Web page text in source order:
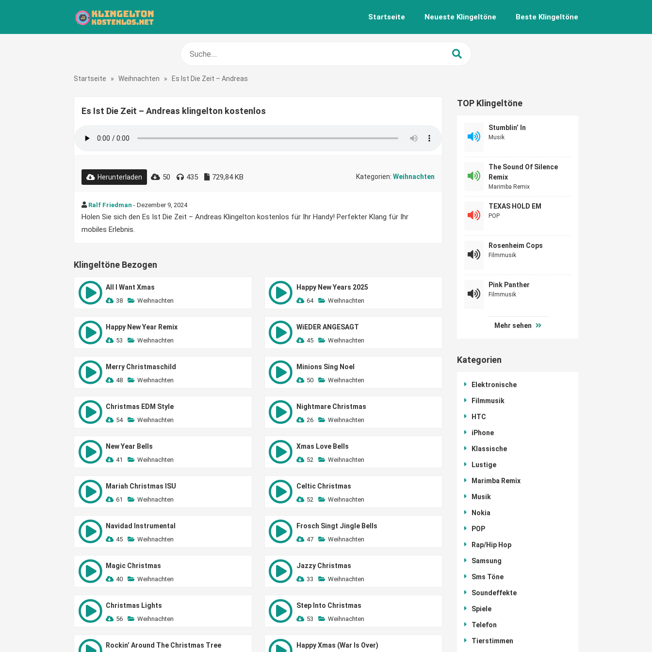
Startseite Neueste Klingeltöne Beste Klingeltöne
Startseite » Weihnachten » Es Ist Die Zeit – Andreas
Es Ist Die Zeit – Andreas klingelton kostenlos
Herunterladen 50 435 729,84 KB Kategorien: Weihnachten
Ralf Friedman - Dezember 9, 2024
Holen Sie sich den Es Ist Die Zeit – Andreas Klingelton kostenlos für Ihr Handy! Perfekter Klang für Ihr
mobiles Erlebnis.
Klingeltöne Bezogen
All I Want Xmas
38 Weihnachten
Happy New Years 2025
64 Weihnachten
Happy New Year Remix
53 Weihnachten
WiEDER ANGESAGT
45 Weihnachten
Merry Christmaschild
48 Weihnachten
Minions Sing Noel
50 Weihnachten
Christmas EDM Style
54 Weihnachten
Nightmare Christmas
26 Weihnachten
New Year Bells
41 Weihnachten
Xmas Love Bells
52 Weihnachten
Mariah Christmas ISU
61 Weihnachten
Celtic Christmas
52 Weihnachten
Navidad Instrumental
45 Weihnachten
Frosch Singt Jingle Bells
47 Weihnachten
Magic Christmas
40 Weihnachten
Jazzy Christmas
33 Weihnachten
Christmas Lights
56 Weihnachten
Step Into Christmas
53 Weihnachten
Rockin’ Around The Christmas Tree Happy Xmas (War Is Over)
TOP Klingeltöne
Stumblin’ In
Musik
The Sound Of Silence
Remix
Marimba Remix
TEXAS HOLD EM
POP
Rosenheim Cops
Filmmusik
Pink Panther
Filmmusik
Mehr sehen
Kategorien
Elektronische
Filmmusik
HTC
iPhone
Klassische
Lustige
Marimba Remix
Musik
Nokia
POP
Rap/Hip Hop
Samsung
Sms Töne
Soundeffekte
Spiele
Telefon
Tierstimmen